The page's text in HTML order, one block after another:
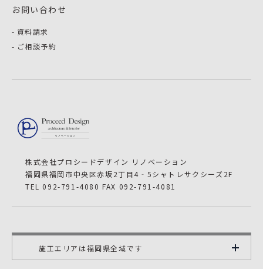
お問い合わせ
資料請求
ご相談予約
株式会社プロシードデザイン リノベーション
福岡県福岡市中央区赤坂2丁目4‐5シャトレサクシーズ2F
TEL 092-791-4080 FAX 092-791-4081
施工エリアは福岡県全域です